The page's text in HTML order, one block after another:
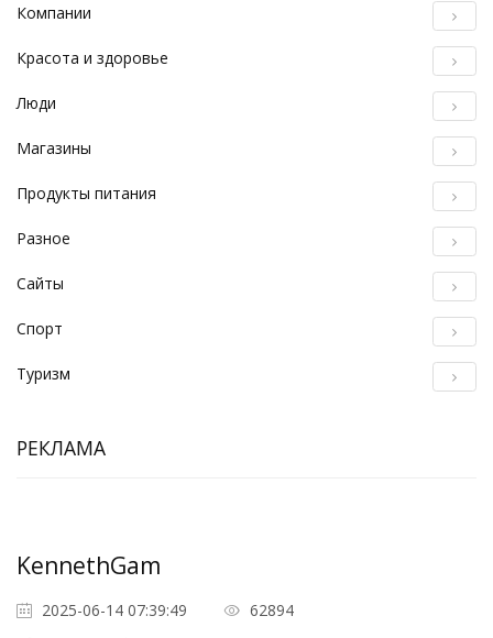
Компании
Красота и здоровье
Люди
Магазины
Продукты питания
Разное
Сайты
Спорт
Туризм
РЕКЛАМА
KennethGam
2025-06-14 07:39:49
62894